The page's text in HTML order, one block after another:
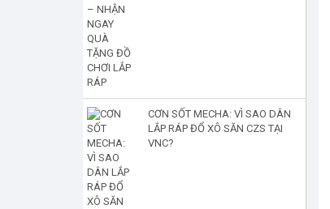
CƠN SỐT MECHA: VÌ SAO DÂN
LẮP RÁP ĐỔ XÔ SĂN CZS TẠI
VNC?